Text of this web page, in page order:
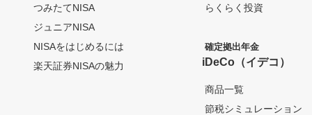
つみたてNISA
ジュニアNISA
NISAをはじめるには
楽天証券NISAの魅力
らくらく投資
確定拠出年金
iDeCo（イデコ）
商品一覧
節税シミュレーション